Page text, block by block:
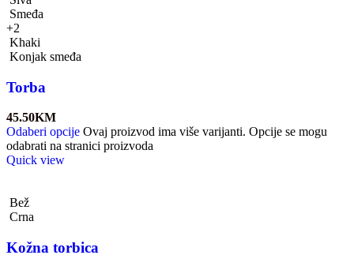
Smeđa
+2
Khaki
Konjak smeđa
Torba
45.50KM
Odaberi opcije Ovaj proizvod ima više varijanti. Opcije se mogu
odabrati na stranici proizvoda
Quick view
Bež
Crna
Kožna torbica